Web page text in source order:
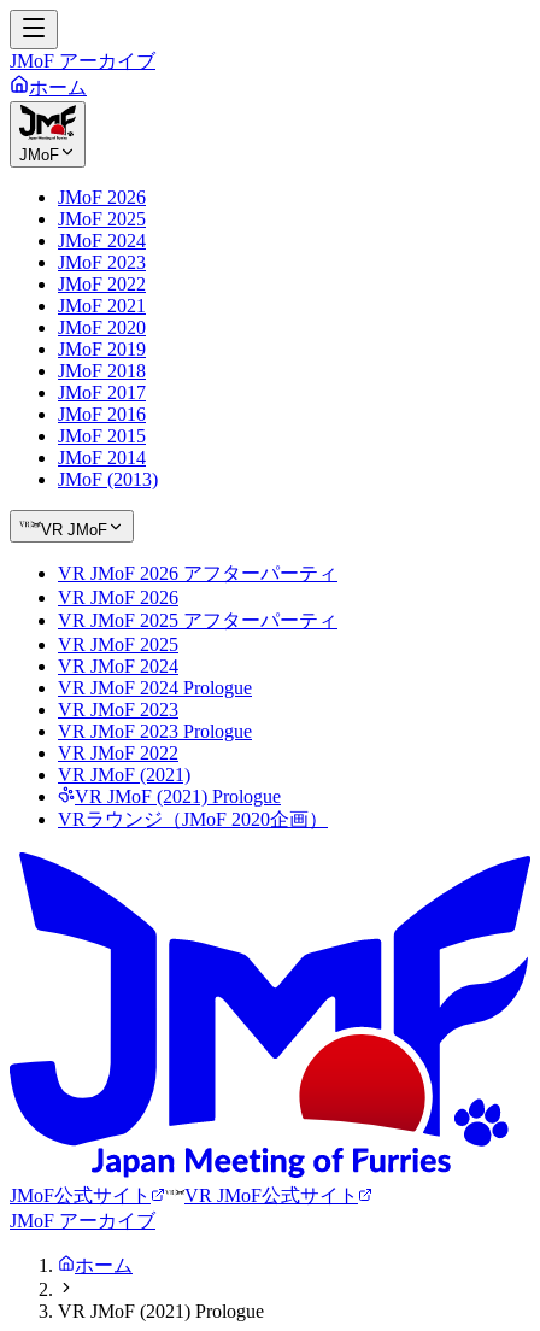
JMoF アーカイブ
ホーム
JMoF
JMoF 2026
JMoF 2025
JMoF 2024
JMoF 2023
JMoF 2022
JMoF 2021
JMoF 2020
JMoF 2019
JMoF 2018
JMoF 2017
JMoF 2016
JMoF 2015
JMoF 2014
JMoF (2013)
VR JMoF
VR JMoF 2026 アフターパーティ
VR JMoF 2026
VR JMoF 2025 アフターパーティ
VR JMoF 2025
VR JMoF 2024
VR JMoF 2024 Prologue
VR JMoF 2023
VR JMoF 2023 Prologue
VR JMoF 2022
VR JMoF (2021)
VR JMoF (2021) Prologue
VRラウンジ（JMoF 2020企画）
JMoF公式サイト
VR JMoF公式サイト
JMoF アーカイブ
ホーム
VR JMoF (2021) Prologue